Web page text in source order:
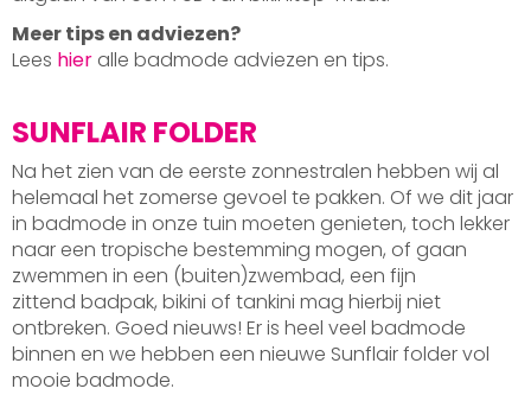
Meer tips en adviezen?
Lees hier alle badmode adviezen en tips.
SUNFLAIR FOLDER
Na het zien van de eerste zonnestralen hebben wij al
helemaal het zomerse gevoel te pakken. Of we dit jaar
in badmode in onze tuin moeten genieten, toch lekker
naar een tropische bestemming mogen, of gaan
zwemmen in een (buiten)zwembad, een fijn
zittend badpak, bikini of tankini mag hierbij niet
ontbreken. Goed nieuws! Er is heel veel badmode
binnen en we hebben een nieuwe Sunflair folder vol
mooie badmode.